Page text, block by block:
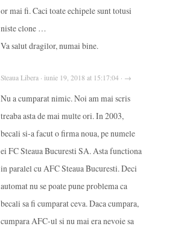
or mai fi. Caci toate echipele sunt totusi
niste clone …
Va salut dragilor, numai bine.
Steaua Libera · iunie 19, 2018 at 15:17:04 · →
Nu a cumparat nimic. Noi am mai scris
treaba asta de mai multe ori. In 2003,
becali si-a facut o firma noua, pe numele
ei FC Steaua Bucuresti SA. Asta functiona
in paralel cu AFC Steaua Bucuresti. Deci
automat nu se poate pune problema ca
becali sa fi cumparat ceva. Daca cumpara,
cumpara AFC-ul si nu mai era nevoie sa